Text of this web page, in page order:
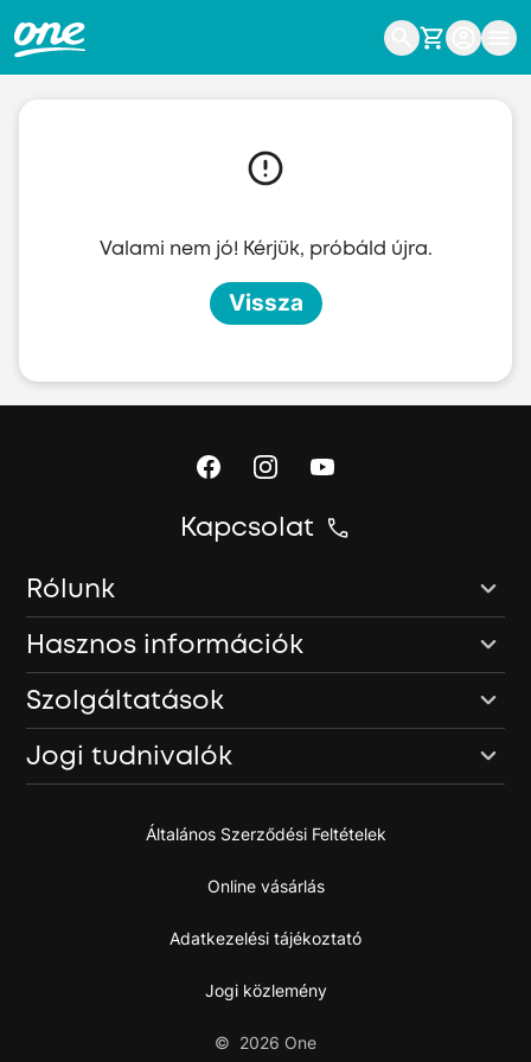
Valami nem jó! Kérjük, próbáld újra.
Vissza
Kapcsolat
Rólunk
Hasznos információk
Szolgáltatások
Jogi tudnivalók
Általános Szerződési Feltételek
Online vásárlás
Adatkezelési tájékoztató
Jogi közlemény
© 2026 One